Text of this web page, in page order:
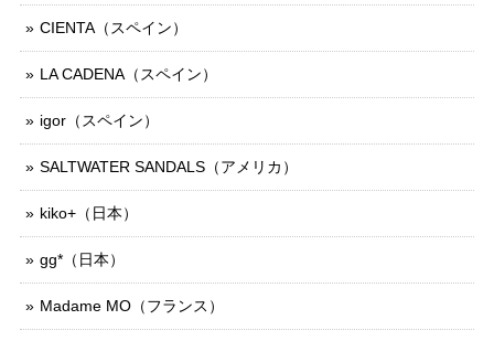
CIENTA（スペイン）
LA CADENA（スペイン）
igor（スペイン）
SALTWATER SANDALS（アメリカ）
kiko+（日本）
gg*（日本）
Madame MO（フランス）